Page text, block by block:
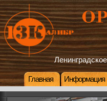
Главная Информация